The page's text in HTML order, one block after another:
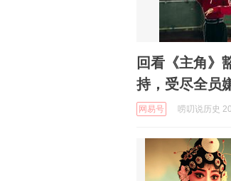
回看《主角》
持，受尽全员
网易号 唠叨说历史